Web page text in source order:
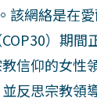
該網絡是在
）期間
信仰的女性
反思宗教領